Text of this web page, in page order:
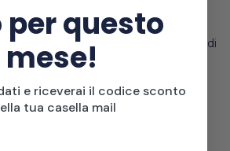
garantisce delicatezza e
chi cerca un formaggio a pasta
e arricchire ogni selezione di
per questo
mese!
e riceverai il codice sconto
tua casella mail